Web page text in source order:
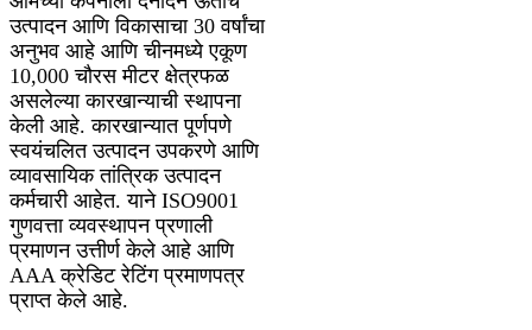
उत्पादन आणि विकासाचा 30 वर्षांचा
अनुभव आहे आणि चीनमध्ये एकूण
10,000 चौरस मीटर क्षेत्रफळ
असलेल्या कारखान्याची स्थापना
केली आहे. कारखान्यात पूर्णपणे
स्वयंचलित उत्पादन उपकरणे आणि
व्यावसायिक तांत्रिक उत्पादन
कर्मचारी आहेत. याने ISO9001
गुणवत्ता व्यवस्थापन प्रणाली
प्रमाणन उत्तीर्ण केले आहे आणि
AAA क्रेडिट रेटिंग प्रमाणपत्र
प्राप्त केले आहे.